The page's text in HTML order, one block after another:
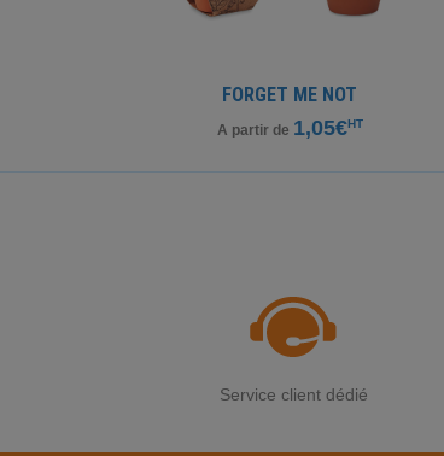
FORGET ME NOT
A partir de 1,05€HT
Service client dédié